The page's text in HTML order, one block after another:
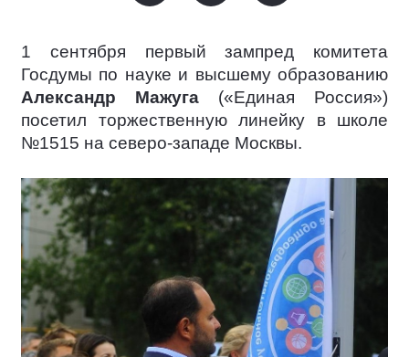
1 сентября первый зампред комитета
Госдумы по науке и высшему образованию
Александр Мажуга («Единая Россия»)
посетил торжественную линейку в школе
№1515 на северо-западе Москвы.